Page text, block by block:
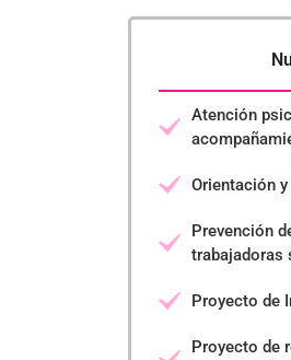
Atención
Orientación
Prevención
trabajadoras
Proyecto de
Proyecto de